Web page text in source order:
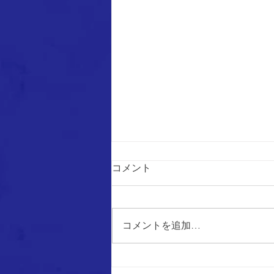
コメント
コメントを追加…